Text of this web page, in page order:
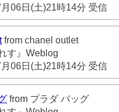
06日(土)21時14分 受信
from chanel outlet
す』Weblog
06日(土)21時14分 受信
from プラダ バッグ